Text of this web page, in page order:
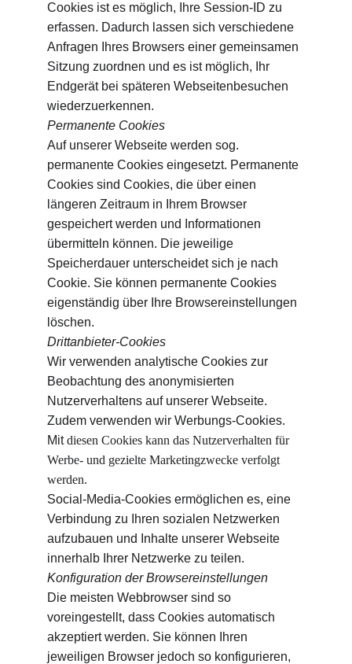
Cookies ist es möglich, Ihre Session-ID zu
erfassen. Dadurch lassen sich verschiedene
Anfragen Ihres Browsers einer gemeinsamen
Sitzung zuordnen und es ist möglich, Ihr
Endgerät bei späteren Webseitenbesuchen
wiederzuerkennen.
Permanente Cookies
Auf unserer Webseite werden sog.
permanente Cookies eingesetzt. Permanente
Cookies sind Cookies, die über einen
längeren Zeitraum in Ihrem Browser
gespeichert werden und Informationen
übermitteln können. Die jeweilige
Speicherdauer unterscheidet sich je nach
Cookie. Sie können permanente Cookies
eigenständig über Ihre Browsereinstellungen
löschen.
Drittanbieter-Cookies
Wir verwenden analytische Cookies zur
Beobachtung des anonymisierten
Nutzerverhaltens auf unserer Webseite.
Zudem verwenden wir Werbungs-Cookies.
Mit diesen Cookies kann das Nutzerverhalten für
Werbe- und gezielte Marketingzwecke verfolgt
werden.
Social-Media-Cookies ermöglichen es, eine
Verbindung zu Ihren sozialen Netzwerken
aufzubauen und Inhalte unserer Webseite
innerhalb Ihrer Netzwerke zu teilen.
Konfiguration der Browsereinstellungen
Die meisten Webbrowser sind so
voreingestellt, dass Cookies automatisch
akzeptiert werden. Sie können Ihren
jeweiligen Browser jedoch so konfigurieren,